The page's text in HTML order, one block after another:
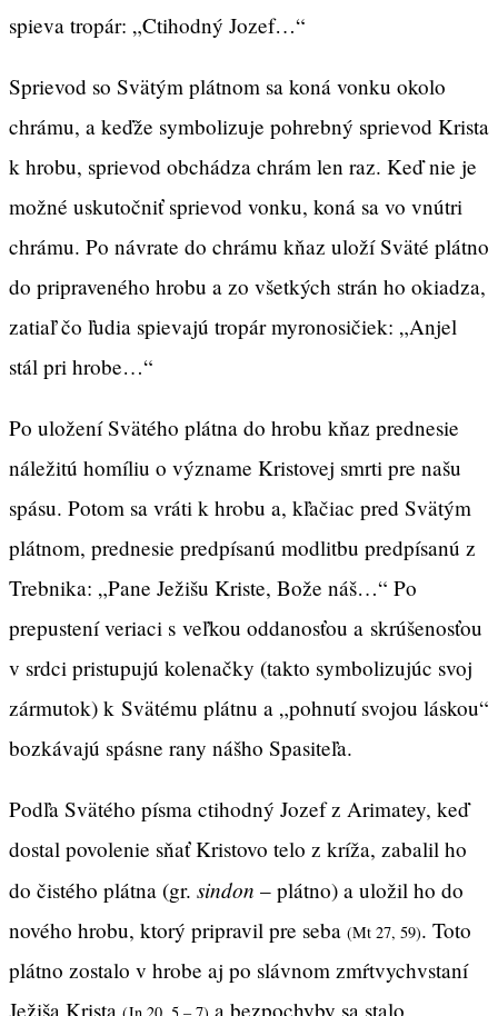
spieva tropár: „Ctihodný Jozef…“
Sprievod so Svätým plátnom sa koná vonku okolo
chrámu, a keďže symbolizuje pohrebný sprievod Krista
k hrobu, sprievod obchádza chrám len raz. Keď nie je
možné uskutočniť sprievod vonku, koná sa vo vnútri
chrámu. Po návrate do chrámu kňaz uloží Sväté plátno
do pripraveného hrobu a zo všetkých strán ho okiadza,
zatiaľ čo ľudia spievajú tropár myronosičiek: „Anjel
stál pri hrobe…“
Po uložení Svätého plátna do hrobu kňaz prednesie
náležitú homíliu o význame Kristovej smrti pre našu
spásu. Potom sa vráti k hrobu a, kľačiac pred Svätým
plátnom, prednesie predpísanú modlitbu predpísanú z
Trebnika: „Pane Ježišu Kriste, Bože náš…“ Po
prepustení veriaci s veľkou oddanosťou a skrúšenosťou
v srdci pristupujú kolenačky (takto symbolizujúc svoj
zármutok) k Svätému plátnu a „pohnutí svojou láskou“
bozkávajú spásne rany nášho Spasiteľa.
Podľa Svätého písma ctihodný Jozef z Arimatey, keď
dostal povolenie sňať Kristovo telo z kríža, zabalil ho
do čistého plátna (gr. sindon – plátno) a uložil ho do
nového hrobu, ktorý pripravil pre seba (Mt 27, 59). Toto
plátno zostalo v hrobe aj po slávnom zmŕtvychvstaní
Ježiša Krista
a bezpochyby sa stalo